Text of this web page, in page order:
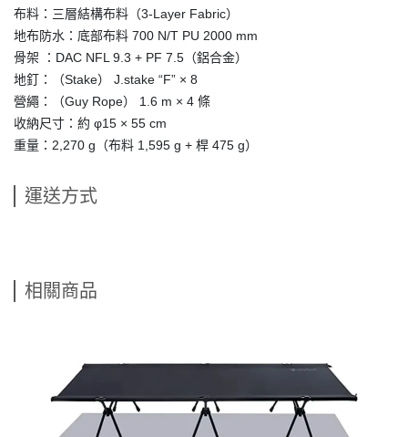
布料：三層結構布料（3-Layer Fabric）
地布防水：底部布料 700 N/T PU 2000 mm
骨架 ：DAC NFL 9.3 + PF 7.5（鋁合金）
地釘：（Stake） J.stake “F” × 8
營繩：（Guy Rope） 1.6 m × 4 條
收納尺寸：約 φ15 × 55 cm
重量：2,270 g（布料 1,595 g + 桿 475 g）
運送方式
相關商品